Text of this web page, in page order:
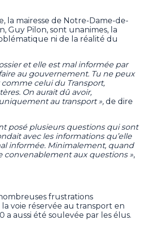
la mairesse de Notre-Dame-de-
Guy Pilon, sont unanimes, la
ni de la réalité du
et elle est mal informée par
au gouvernement. Tu ne peux
celui du Transport,
On aurait dû avoir,
au transport », de dire
posé plusieurs questions qui sont
avec les informations qu’elle
informée. Minimalement, quand
convenablement aux questions »,
frustrations
voie réservée au transport en
aussi été soulevée par les élus.